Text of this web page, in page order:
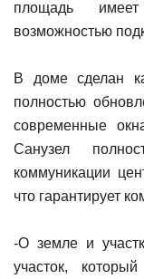
площадь
возможностью
В доме сделан
полностью
современные
Санузел
коммуникации
что гарантирует
-О земле и
участок,